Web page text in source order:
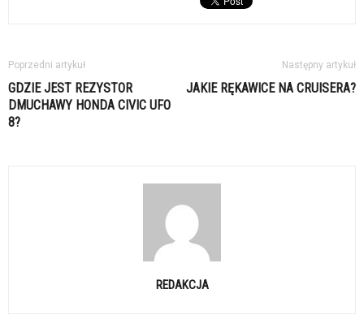
Poprzedni artykuł
GDZIE JEST REZYSTOR
DMUCHAWY HONDA CIVIC UFO
8?
Następny artykuł
JAKIE RĘKAWICE NA CRUISERA?
REDAKCJA